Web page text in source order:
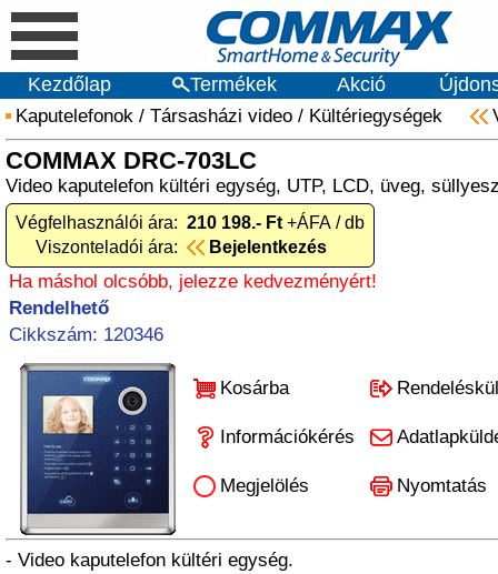
Kezdőlap Termékek Akció
Kaputelefonok / Társasházi video / Kültériegységek
COMMAX DRC-703LC
Video kaputelefon kültéri egység, UTP, LCD, üveg,
Végfelhasználói ára: 210 198.- Ft +ÁFA / db
Viszonteladói ára:
Bejelentkezés
Ha máshol olcsóbb, jelezze kedvezményért!
Rendelhető
Cikkszám: 120346
Kosárba
Információkérés
Megjelölés Nyomtatás
- Video kaputelefon kültéri egység.